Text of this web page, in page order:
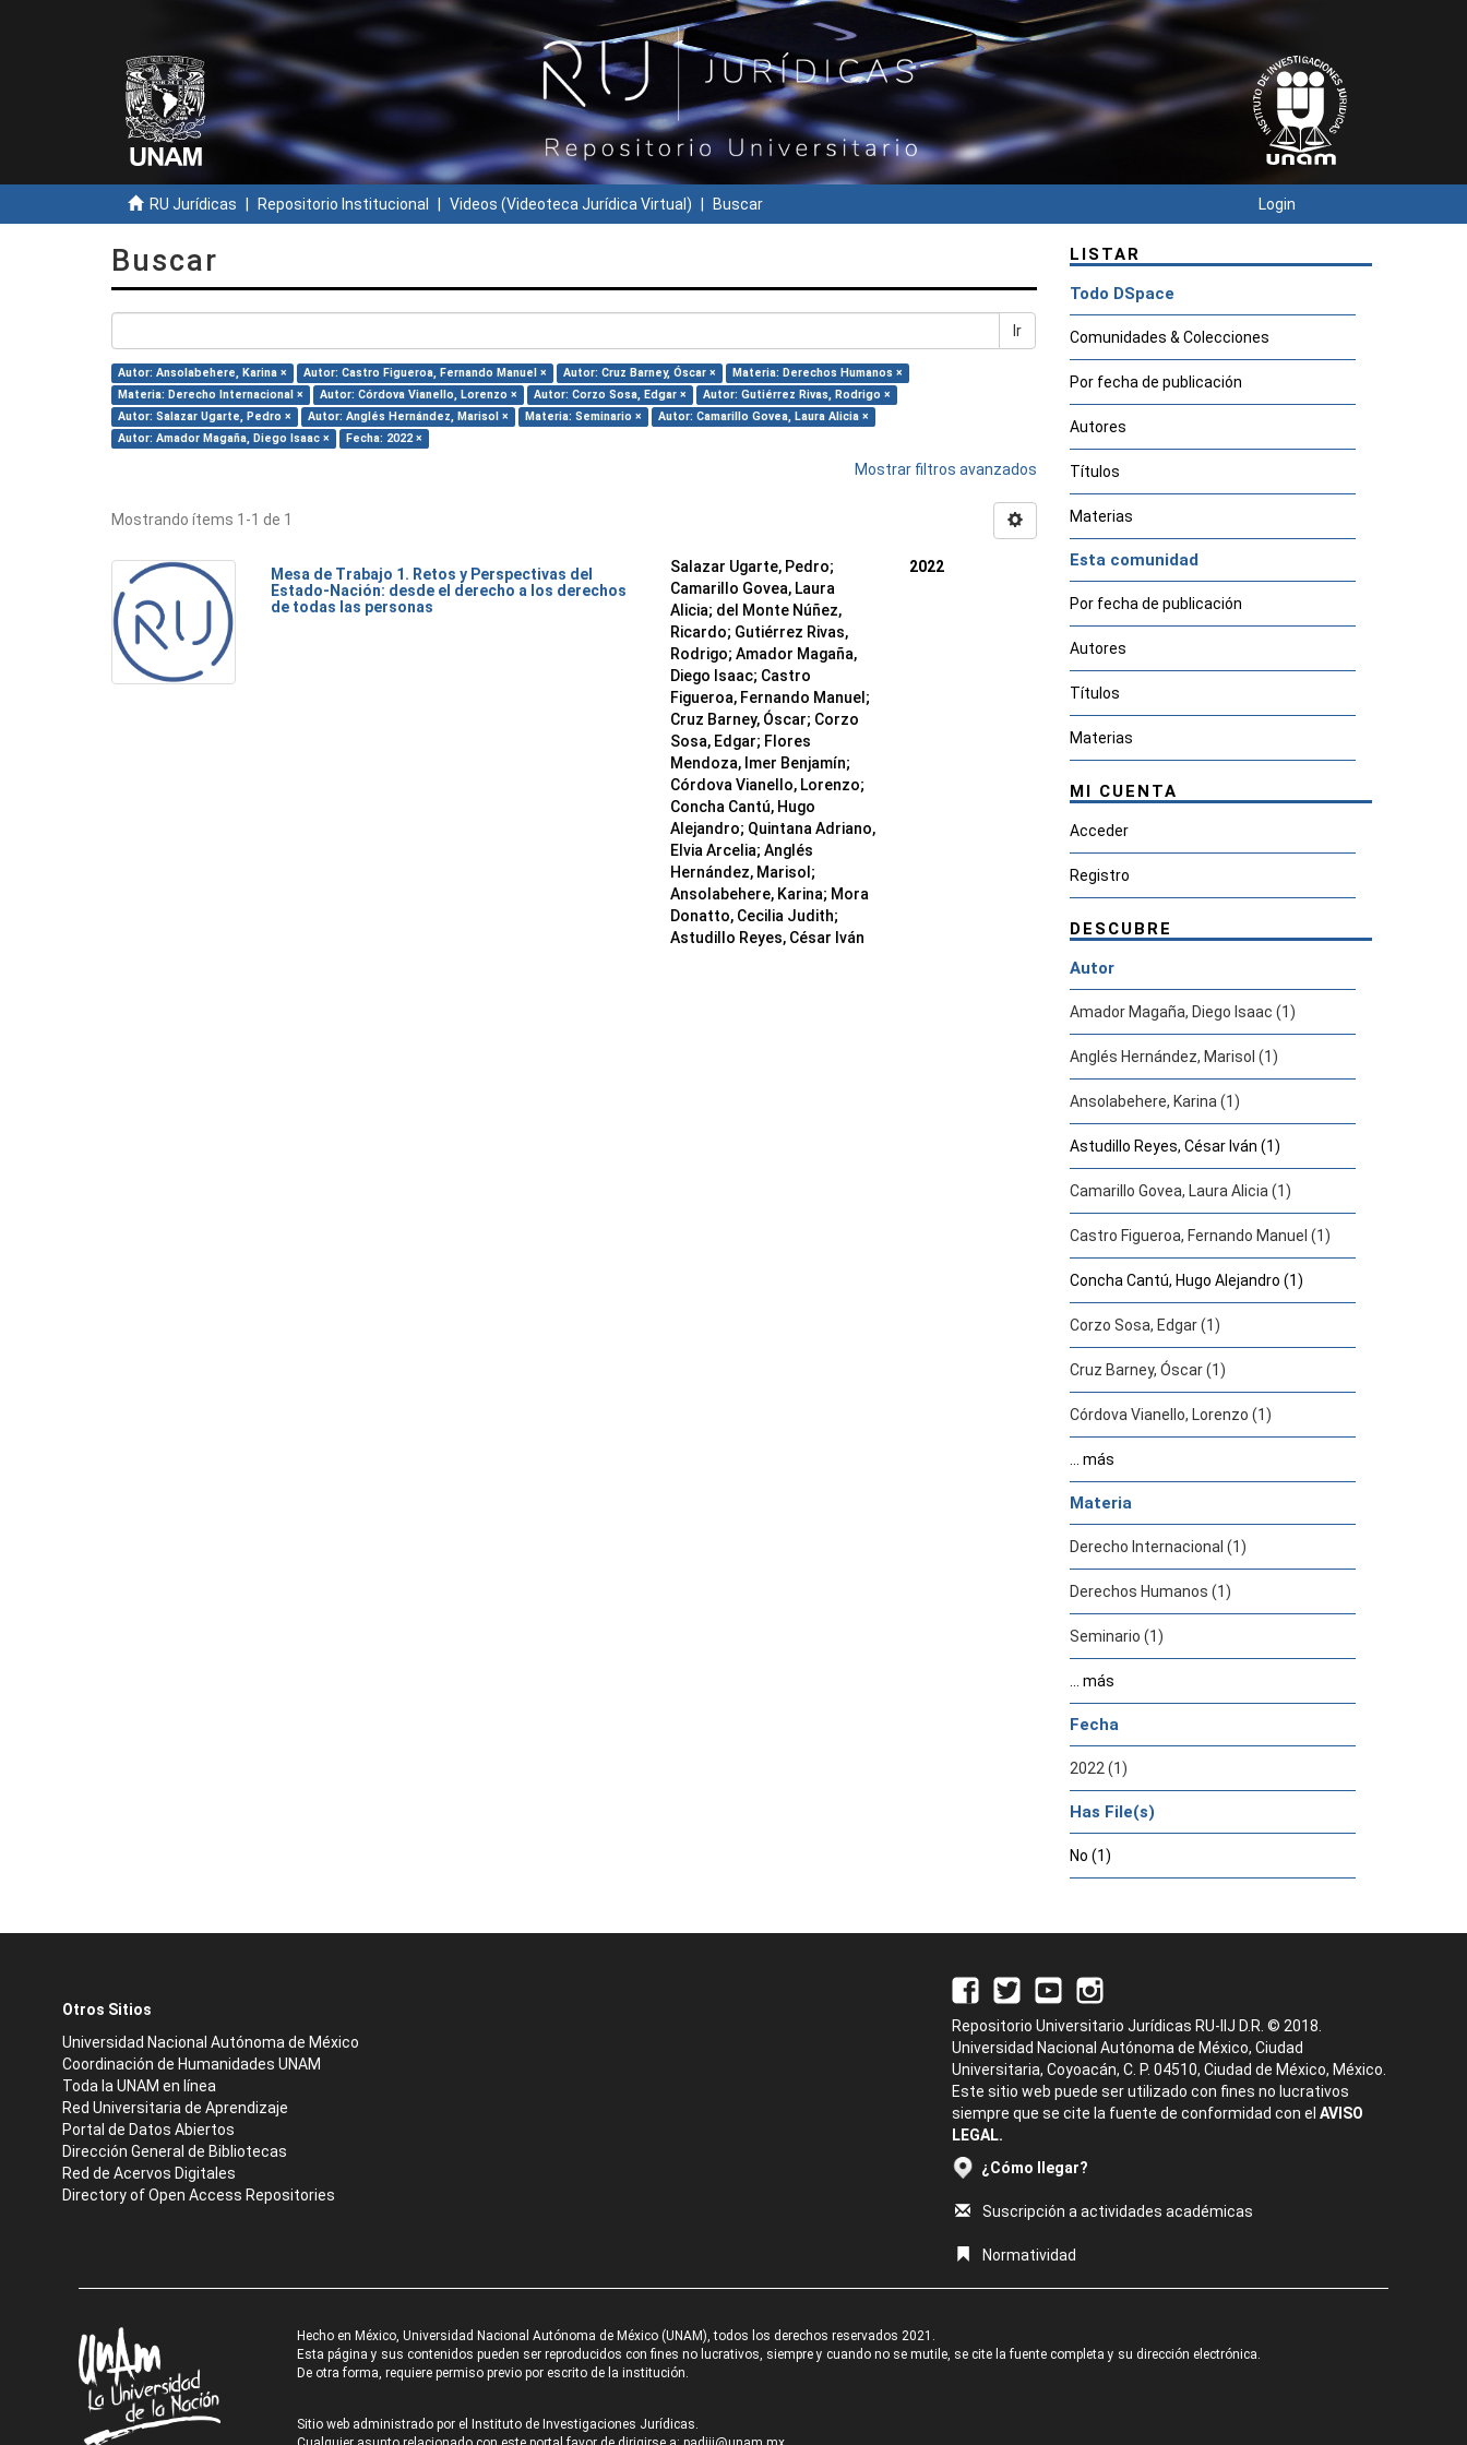
RU Jurídicas Repositorio Institucional Videos (Videoteca Jurídica Virtual) Buscar Login
Buscar
Ir
Autor: Ansolabehere, Karina × Autor: Castro Figueroa, Fernando Manuel × Autor: Cruz Barney, Óscar ×
Materia: Derechos Humanos ×
Materia: Derecho Internacional ×
Autor: Córdova Vianello, Lorenzo × Autor: Corzo Sosa, Edgar ×
Autor: Gutiérrez Rivas, Rodrigo ×
Autor: Salazar Ugarte, Pedro ×
Autor: Anglés Hernández, Marisol × Materia: Seminario ×
Autor: Camarillo Govea, Laura Alicia ×
Autor: Amador Magaña, Diego Isaac ×
Fecha: 2022 ×
Mostrar filtros avanzados
Mostrando ítems 1-1 de 1
Mesa de Trabajo 1. Retos y Perspectivas del
Estado-Nación: desde el derecho a los derechos
de todas las personas
Salazar Ugarte, Pedro;
Camarillo Govea, Laura
Alicia; del Monte Núñez,
Ricardo; Gutiérrez Rivas,
Rodrigo; Amador Magaña,
Diego Isaac; Castro
Figueroa, Fernando Manuel ;
Cruz Barney, Óscar; Corzo
Sosa, Edgar; Flores
Mendoza, Imer Benjamín;
Córdova Vianello, Lorenzo;
Concha Cantú, Hugo
Alejandro; Quintana Adriano,
Elvia Arcelia; Anglés
Hernández, Marisol ;
Ansolabehere, Karina; Mora
Donatto, Cecilia Judith;
Astudillo Reyes, César Iván
2022
LISTAR
Todo DSpace
Comunidades & Colecciones
Por fecha de publicación
Autores
Títulos
Materias
Esta comunidad
Por fecha de publicación
Autores
Títulos
Materias
MI CUENTA
Acceder
Registro
DESCUBRE
Autor
Amador Magaña, Diego Isaac (1)
Anglés Hernández, Marisol (1)
Ansolabehere, Karina (1)
Astudillo Reyes, César Iván (1)
Camarillo Govea, Laura Alicia (1)
Castro Figueroa, Fernando Manuel (1)
Concha Cantú, Hugo Alejandro (1)
Corzo Sosa, Edgar (1)
Cruz Barney, Óscar (1)
Córdova Vianello, Lorenzo (1)
... más
Materia
Derecho Internacional (1)
Derechos Humanos (1)
Seminario (1)
... más
Fecha
2022 (1)
Has File(s)
No (1)
Otros Sitios
Universidad Nacional Autónoma de México
Coordinación de Humanidades UNAM
Toda la UNAM en línea
Red Universitaria de Aprendizaje
Portal de Datos Abiertos
Dirección General de Bibliotecas
Red de Acervos Digitales
Directory of Open Access Repositories
Repositorio Universitario Jurídicas RU-IIJ D.R. © 2018.
Universidad Nacional Autónoma de México, Ciudad
Universitaria, Coyoacán, C. P. 04510, Ciudad de México, México.
Este sitio web puede ser utilizado con fines no lucrativos
siempre que se cite la fuente de conformidad con el AVISO
LEGAL.
¿Cómo llegar?
Suscripción a actividades académicas
Normatividad
Hecho en México, Universidad Nacional Autónoma de México (UNAM), todos los derechos reservados 2021.
Esta página y sus contenidos pueden ser reproducidos con fines no lucrativos, siempre y cuando no se mutile, se cite la fuente completa y su dirección electrónica.
De otra forma, requiere permiso previo por escrito de la institución.
Sitio web administrado por el Instituto de Investigaciones Jurídicas.